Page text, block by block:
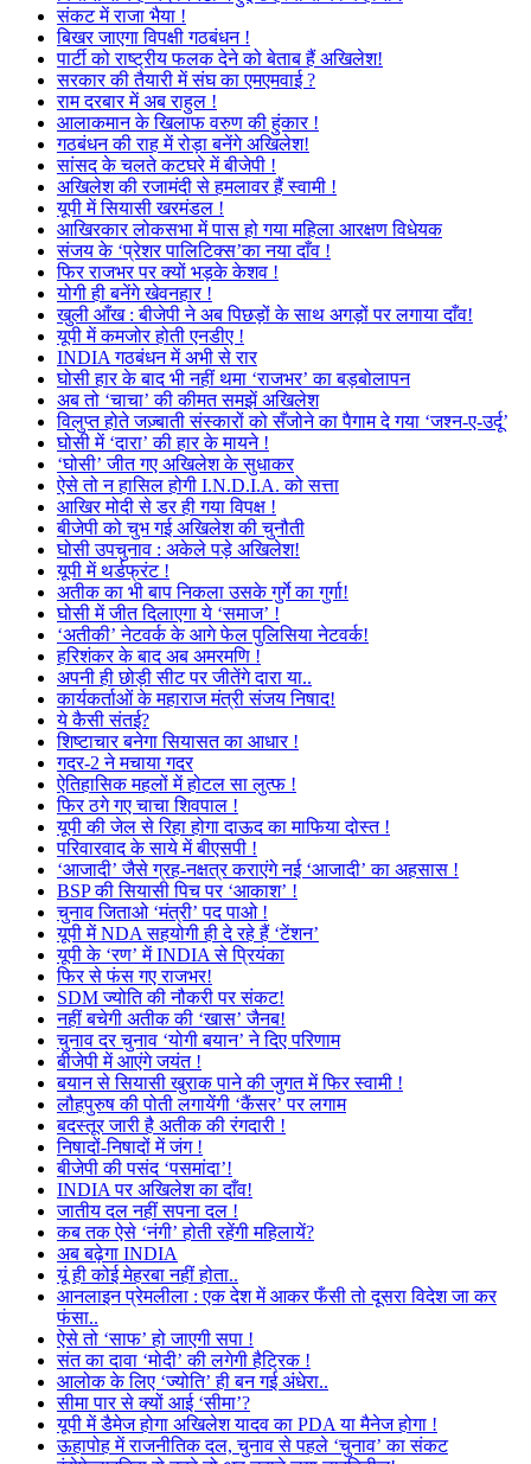
संकट में राजा भैया !
बिखर जाएगा विपक्षी गठबंधन !
पार्टी को राष्ट्रीय फलक देने को बेताब हैं अखिलेश!
सरकार की तैयारी में संघ का एमएमवाई ?
राम दरबार में अब राहुल !
आलाकमान के खिलाफ वरुण की हुंकार !
गठबंधन की राह में रोड़ा बनेंगे अखिलेश!
सांसद के चलते कटघरे में बीजेपी !
अखिलेश की रजामंदी से हमलावर हैं स्वामी !
यूपी में सियासी खरमंडल !
आखिरकार लोकसभा में पास हो गया महिला आरक्षण विधेयक
संजय के ‘प्रेशर पालिटिक्स’का नया दाँव !
फिर राजभर पर क्यों भड़के केशव !
योगी ही बनेंगे खेवनहार !
खुली आँख : बीजेपी ने अब पिछड़ों के साथ अगड़ों पर लगाया दाँव!
यूपी में कमजोर होती एनडीए !
INDIA गठबंधन में अभी से रार
घोसी हार के बाद भी नहीं थमा ‘राजभर’ का बड़बोलापन
अब तो ‘चाचा’ की कीमत समझें अखिलेश
विलुप्त होते जज़्बाती संस्कारों को सँजोने का पैगाम दे गया ‘जश्न-ए-उर्दू’
घोसी में ‘दारा’ की हार के मायने !
‘घोसी’ जीत गए अखिलेश के सुधाकर
ऐसे तो न हासिल होगी I.N.D.I.A. को सत्ता
आखिर मोदी से डर ही गया विपक्ष !
बीजेपी को चुभ गई अखिलेश की चुनौती
घोसी उपचुनाव : अकेले पड़े अखिलेश!
यूपी में थर्डफ्रंट !
अतीक का भी बाप निकला उसके गुर्गे का गुर्गा!
घोसी में जीत दिलाएगा ये ‘समाज’ !
‘अतीकी’ नेटवर्क के आगे फेल पुलिसिया नेटवर्क!
हरिशंकर के बाद अब अमरमणि !
अपनी ही छोड़ी सीट पर जीतेंगे दारा या..
कार्यकर्ताओं के महाराज मंत्री संजय निषाद!
ये कैसी संतई?
शिष्टाचार बनेगा सियासत का आधार !
गदर-2 ने मचाया गदर
ऐतिहासिक महलों में होटल सा लुत्फ !
फिर ठगे गए चाचा शिवपाल !
यूपी की जेल से रिहा होगा दाऊद का माफिया दोस्त !
परिवारवाद के साये में बीएसपी !
‘आजादी’ जैसे ग्रह-नक्षत्र कराएंगे नई ‘आजादी’ का अहसास !
BSP की सियासी पिच पर ‘आकाश’ !
चुनाव जिताओ ‘मंत्री’ पद पाओ !
यूपी में NDA सहयोगी ही दे रहे हैं ‘टेंशन’
यूपी के ‘रण’ में INDIA से प्रियंका
फिर से फंस गए राजभर!
SDM ज्योति की नौकरी पर संकट!
नहीं बचेगी अतीक की ‘खास’ जैनब!
चुनाव दर चुनाव ‘योगी बयान’ ने दिए परिणाम
बीजेपी में आएंगे जयंत !
बयान से सियासी खुराक पाने की जुगत में फिर स्वामी !
लौहपुरुष की पोती लगायेंगी ‘कैंसर’ पर लगाम
बदस्तूर जारी है अतीक की रंगदारी !
निषादों-निषादों में जंग !
बीजेपी की पसंद ‘पसमांदा’!
INDIA पर अखिलेश का दाँव!
जातीय दल नहीं सपना दल !
कब तक ऐसे ‘नंगी’ होती रहेंगी महिलायें?
अब बढ़ेगा INDIA
यूं ही कोई मेहरबा नहीं होता..
आनलाइन प्रेमलीला : एक देश में आकर फँसी तो दूसरा विदेश जा कर
फंसा..
ऐसे तो ‘साफ’ हो जाएगी सपा !
संत का दावा ‘मोदी’ की लगेगी हैट्रिक !
आलोक के लिए ‘ज्योति’ ही बन गई अंधेरा..
सीमा पार से क्यों आई ‘सीमा’?
यूपी में डैमेज होगा अखिलेश यादव का PDA या मैनेज होगा !
ऊहापोह में राजनीतिक दल, चुनाव से पहले ‘चुनाव’ का संकट